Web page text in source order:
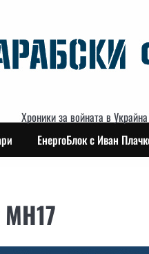
Хроники за войната в Украйна
ЕнергоБлок с Иван